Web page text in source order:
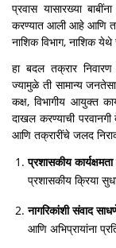
प्रवास यासारख्या
करण्यात आली आहे आणि
नाशिक विभाग, नाशिक
हा बदल तक्रार
ज्यामुळे ती सामान्य
कक्ष, विभागीय आयुक्त
दाखल करण्याची
आणि तक्रारींचे जलद
प्रशासकीय
प्रशासकीय क्रिया
नागरिकांशी संवाद
आणि अभिप्रायांना